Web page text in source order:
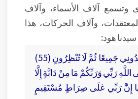
وتسمع آلاف الأسماء، وآلاف
وآلاف الحركات، هذا
هود:
﴿ مِنْ دُونِهِ فَكِيدُونِي جَمِيعًا ثُمَّ لَا تُنْظِرُونِ (55)
رَبِّي وَرَبِّكُمْ مَا مِنْ دَابَّةٍ إِلَّا
إِنَّ رَبِّي عَلَى صِرَاطٍ مُسْتَقِيمٍ